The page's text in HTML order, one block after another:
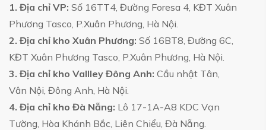
1. Địa chỉ VP: Số 16TT4, Đường Foresa 4, KĐT Xuân
Phương Tasco, P.Xuân Phương, Hà Nội.
2. Địa chỉ kho Xuân Phương: Số 16BT8, Đường 6C,
KĐT Xuân Phương Tasco, P.Xuân Phương, Hà Nội.
3. Địa chỉ kho Vallley Đông Anh: Cầu nhật Tân,
Vân Nội, Đông Anh, Hà Nội.
4. Địa chỉ kho Đà Nẵng: Lô 17-1A-A8 KDC Vạn
Tường, Hòa Khánh Bắc, Liên Chiểu, Đà Nẵng.